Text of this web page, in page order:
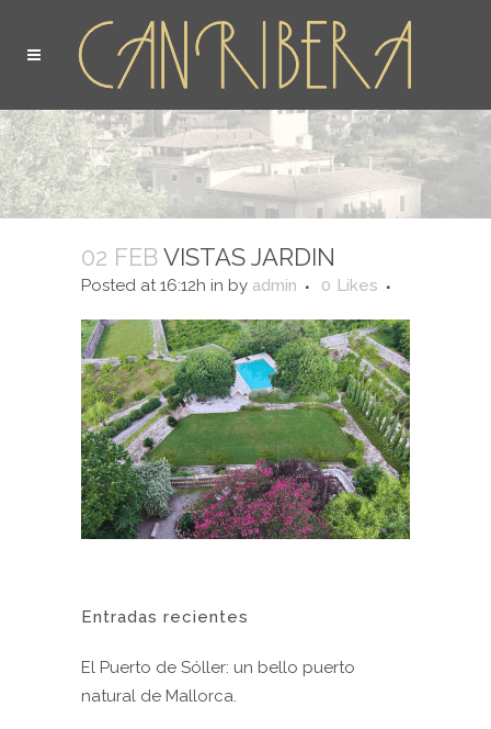
02 FEBVISTAS JARDIN
Posted at 16:12h in by admin 0 Likes
Entradas recientes
El Puerto de Sóller: un bello puerto
natural de Mallorca.